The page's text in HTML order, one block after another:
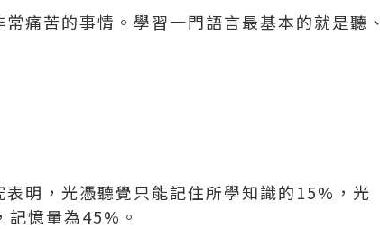
痛苦的事情。學習一門語言最基本的就是聽、
明，光憑聽覺只能記住所學知識的15%，光
憶量為45%。